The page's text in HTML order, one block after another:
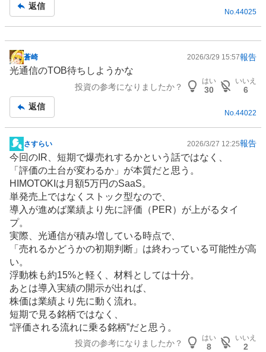
返信
No.44025
掲
示
事
蒼崎 2026/3/29 15:57報告
光通信のTOB待ちしようかな
投資の参考になりましたか？
はい
30
いいえ
6
返信
No.44022
掲
示
記
事
さすらい 2026/3/27 12:25報告
今回の IR 、短期で爆売れするかという話ではなく、
「評価の土台が変わるか」が本質だと思う。
HIMOTOKIは月額5万円のSaaS。
単発売上ではなくストック型なので、
導入が進めば業績より先に評価（PER）が上がるタイ
プ。
実際、光通信が積み増している時点で、
「売れるかどうかの初期判断」は終わっている可能性が高
い。
浮動株も約15%と軽く、材料としては十分。
あとは導入実績の開示が出れば、
株価は業績より先に動く流れ。
短期で見る銘柄ではなく、
“評価される流れに乗る銘柄”だと思う。
投資の参考になりましたか？
はい
8
いいえ
2